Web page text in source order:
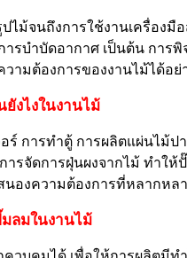
จนถึงการใช้งานเครื่องมื
รบำบัดอากาศ เป็นต้น กา
ามต้องการของงานไม้ได้อย่
งไงในงานไม้
การทำตู้ การผลิตแผ่นไม้ป
รจัดการฝุ่นผงจากไม้ ทำใ
องความต้องการที่หลากหล
ลมในงานไม้